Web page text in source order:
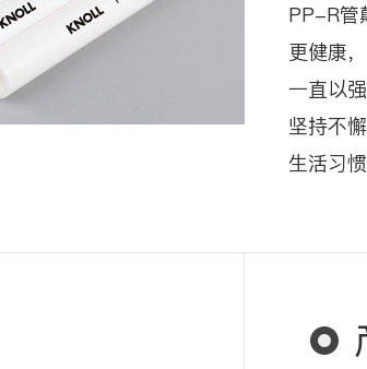
PP-R管
更健康
一直以
坚持不
生活习